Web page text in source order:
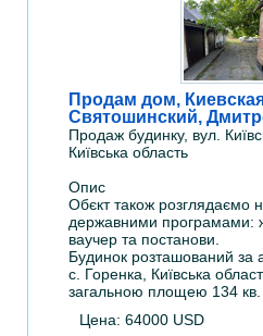
Продам дом,
Святошинский,
Продаж будинку, вул.
Київська область
Опис
Обєкт також розглядаємо
державними програмами:
ваучер та постанови.
Будинок розташований за
с. Горенка, Київська
загальною площею 134 кв.
Цена: 64000 USD